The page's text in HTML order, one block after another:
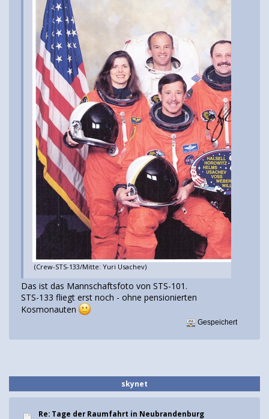
(Crew-STS-133/Mitte: Yuri Usachev)
Das ist das Mannschaftsfoto von STS-101.
STS-133 fliegt erst noch - ohne pensionierten
Kosmonauten
Gespeichert
skynet
Re: Tage der Raumfahrt in Neubrandenburg